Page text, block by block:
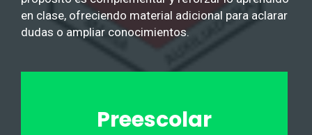
en clase, ofreciendo material adicional para aclarar
dudas o ampliar conocimientos.
Preescolar